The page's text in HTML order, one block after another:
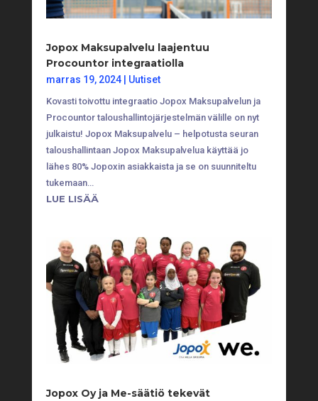
Jopox Maksupalvelu laajentuu
Procountor integraatiolla
marras 19, 2024| Uutiset
Kovasti toivottu integraatio Jopox Maksupalvelun ja
Procountor taloushallintojärjestelmän välille on nyt
julkaistu! Jopox Maksupalvelu – helpotusta seuran
taloushallintaan Jopox Maksupalvelua käyttää jo
lähes 80% Jopoxin asiakkaista ja se on suunniteltu
tukemaan…
LUE LISÄÄ
Jopox Oy ja Me-säätiö tekevät